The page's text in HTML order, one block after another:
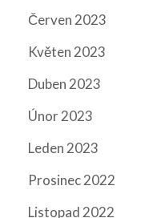
Červen 2023
Květen 2023
Duben 2023
Únor 2023
Leden 2023
Prosinec 2022
Listopad 2022